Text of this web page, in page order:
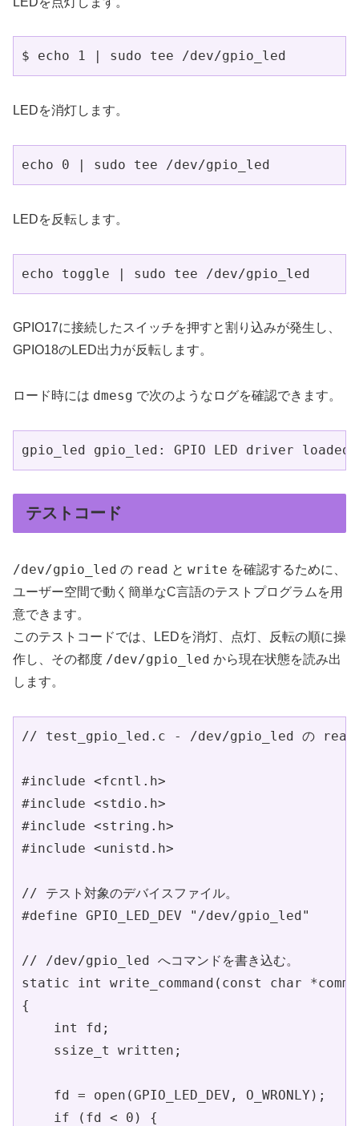
$ echo 1 | sudo tee /dev/gpio_led
LEDを消灯します。
echo 0 | sudo tee /dev/gpio_led
LEDを反転します。
echo toggle | sudo tee /dev/gpio_led
GPIO17に接続したスイッチを押すと割り込みが発生し、
GPIO18のLED出力が反転します。
ロード時には dmesg で次のようなログを確認できます。
gpio_led gpio_led: GPIO LED driver loaded:
テストコード
/dev/gpio_led の read と write を確認するために、
ユーザー空間で動く簡単なC言語のテストプログラムを用
意できます。
このテストコードでは、LEDを消灯、点灯、反転の順に操
作し、その都度 /dev/gpio_led から現在状態を読み出
します。
// test_gpio_led.c - /dev/gpio_led の read/
#include <fcntl.h>
#include <stdio.h>
#include <string.h>
#include <unistd.h>
// テスト対象のデバイスファイル。
#define GPIO_LED_DEV "/dev/gpio_led"
// /dev/gpio_led へコマンドを書き込む。
static int write_command(const char
{
    int fd;
    ssize_t written;
    fd = open(GPIO_LED_DEV, O_WRONLY);
    if (fd < 0) {